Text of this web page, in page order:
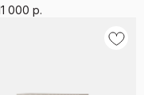
000 р.